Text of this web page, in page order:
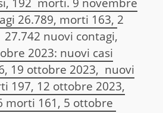
26.789, morti 163, 2
nuovi contagi,
2023: nuovi casi
19 ottobre 2023, nuovi
197, 12 ottobre 2023,
morti 161, 5 ottobre